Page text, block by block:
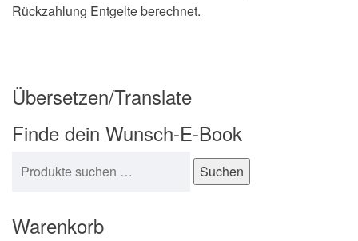
Rückzahlung Entgelte berechnet.
Übersetzen/Translate
Finde dein Wunsch-E-Book
Suchen
Warenkorb